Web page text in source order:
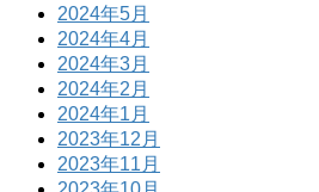
2024年5月
2024年4月
2024年3月
2024年2月
2024年1月
2023年12月
2023年11月